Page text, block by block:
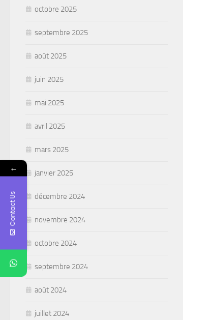
octobre 2025
septembre 2025
août 2025
juin 2025
mai 2025
avril 2025
mars 2025
janvier 2025
décembre 2024
novembre 2024
octobre 2024
septembre 2024
août 2024
juillet 2024
←
Contact Us